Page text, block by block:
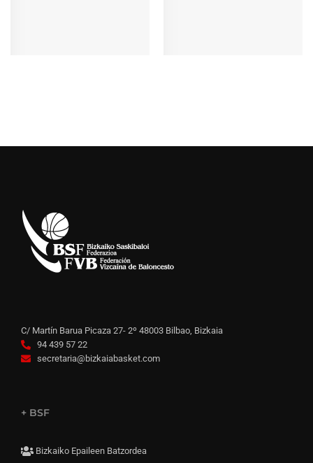
C/ Martín Barua Picaza 27- 2º 48003 Bilbao, Bizkaia
94 439 57 22
secretaria@bizkaiabasket.com
+ BSF
Bizkaiko Epaileen Batzordea